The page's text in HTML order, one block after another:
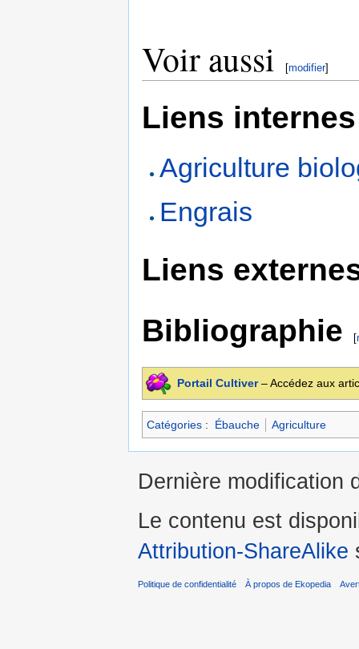
Voir aussi [modifier]
Liens internes
Agriculture
Engrais
Liens
Bibliographie
[
Portail Cultiver– Accédez aux
Catégories : Ébauche Agriculture
Dernière modification
Le contenu est
Attribution-ShareAlike
Politique de confidentialité À propos de Ekopedia